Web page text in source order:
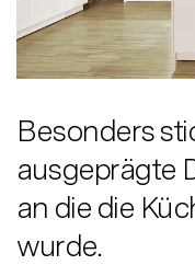
Besonders
ausgeprägte
an die die
wurde.